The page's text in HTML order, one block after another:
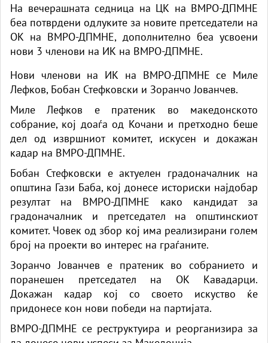
На вечерашната седница на ЦК на ВМРО-ДПМНЕ
беа потврдени одлуките за новите претседатели на
ОК на ВМРО-ДПМНЕ, дополнително беа усвоени
нови 3 членови на ИК на ВМРО-ДПМНЕ.
Нови членови на ИК на ВМРО-ДПМНЕ се Миле
Лефков, Бобан Стефковски и Зоранчо Јованчев.
Миле Лефков е пратеник во македонското
собрание, кој доаѓа од Кочани и претходно беше
дел од извршниот комитет, искусен и докажан
кадар на ВМРО-ДПМНЕ.
Бобан Стефковски е актуелен градоначалник на
општина Гази Баба, кој донесе историски најдобар
резултат на ВМРО-ДПМНЕ како кандидат за
градоначалник и претседател на општинскиот
комитет. Човек од збор кој има реализирани голем
број на проекти во интерес на граѓаните.
Зоранчо Јованчев е пратеник во собранието и
поранешен претседател на ОК Кавадарци.
Докажан кадар кој со своето искуство ќе
придонесе кон нови победи на партијата.
ВМРО-ДПМНЕ се реструктуира и реорганизира за